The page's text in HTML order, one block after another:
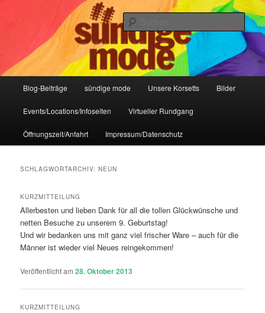
Sündige Mode Frankfurt
IHR Laden für Korsetts, Lifestyle-Mode, Club- und Dark-Wear seit 2004
Blog-Beiträge sündige mode Unsere Korsetts Bilder
Events/Locations/Infoseiten Virtueller Rundgang
Öffnungszeit/Anfahrt Impressum/Datenschutz
SCHLAGWORTARCHIV:NEUN
KURZMITTEILUNG
Allerbesten und lieben Dank für all die tollen Glückwünsche und
netten Besuche zu unserem 9. Geburtstag!
Und wir bedanken uns mit ganz viel frischer Ware – auch für die
Männer ist wieder viel Neues reingekommen!
Veröffentlicht am28. Oktober 2013
KURZMITTEILUNG